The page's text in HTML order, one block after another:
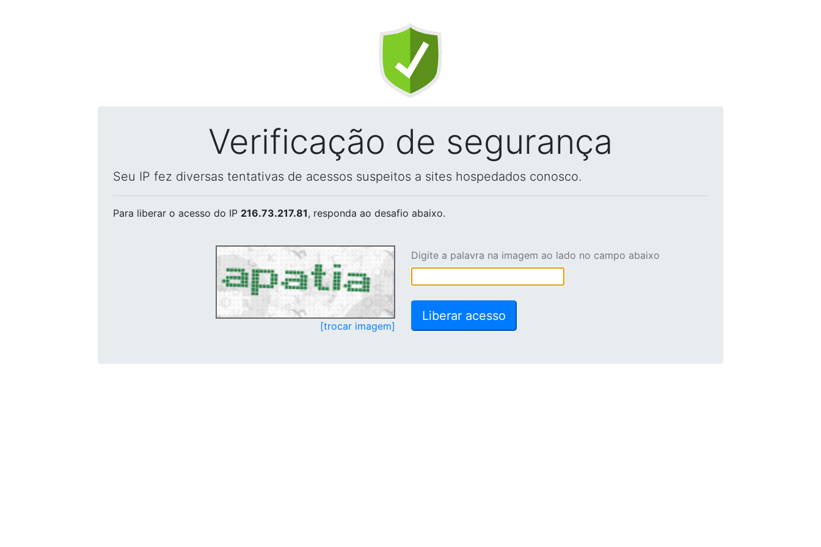
Verificação de segurança
Seu IP fez diversas tentativas de acessos suspeitos a sites hospedados conosco.
Para liberar o acesso do IP 216.73.217.81, responda ao desafio abaixo.
[trocar imagem]
Digite a palavra na imagem ao lado no campo abaixo